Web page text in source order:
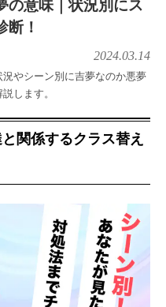
の意味｜状況別にス
断！
2024.03.14
やシーン別に吉夢なのか悪夢
します。
関係するクラス替え